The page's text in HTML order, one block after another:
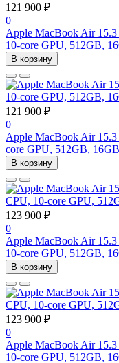
121 900 ₽
0
Apple MacBook Air
10-core GPU, 512GB,
В корзину
121 900 ₽
0
Apple MacBook Air
core GPU, 512GB,
В корзину
123 900 ₽
0
Apple MacBook Air
10-core GPU, 512GB,
В корзину
123 900 ₽
0
Apple MacBook Air
10-core GPU, 512GB,